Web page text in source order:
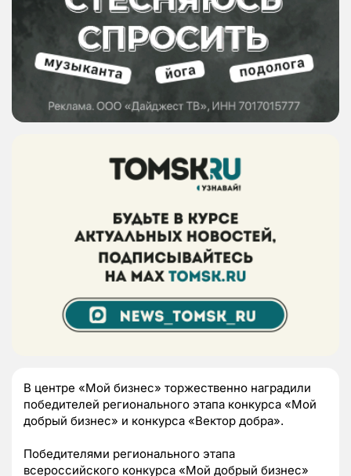
В центре «Мой бизнес» торжественно наградили
победителей регионального этапа конкурса «Мой
добрый бизнес» и конкурса «Вектор добра».
Победителями регионального этапа
всероссийского конкурса «Мой добрый бизнес»